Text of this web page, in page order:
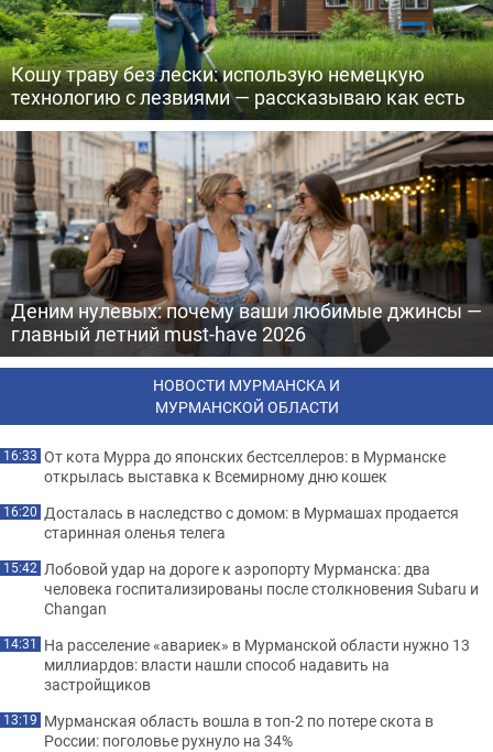
Кошу траву без лески: использую немецкую
технологию с лезвиями — рассказываю как есть
Деним нулевых: почему ваши любимые джинсы —
главный летний must-have 2026
НОВОСТИ МУРМАНСКА И
МУРМАНСКОЙ ОБЛАСТИ
16:33 От кота Мурра до японских бестселлеров: в Мурманске
открылась выставка к Всемирному дню кошек
16:20 Досталась в наследство с домом: в Мурмашах продается
старинная оленья телега
15:42 Лобовой удар на дороге к аэропорту Мурманска: два
человека госпитализированы после столкновения Subaru и
Changan
14:31 На расселение «авариек» в Мурманской области нужно 13
миллиардов: власти нашли способ надавить на
застройщиков
13:19 Мурманская область вошла в топ-2 по потере скота в
России: поголовье рухнуло на 34%